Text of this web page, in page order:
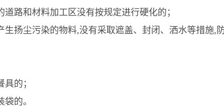
路和材料加工区没有按规定进行硬化的；
生扬尘污染的物料,没有采取遮盖、封闭、洒水等措施,
的；
的。